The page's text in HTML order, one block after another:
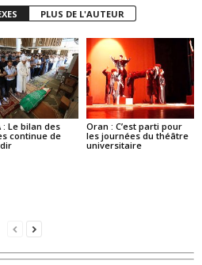
PLUS DE L'AUTEUR
: Le bilan des
continue de
Oran : C’est parti pour
les journées du théâtre
universitaire